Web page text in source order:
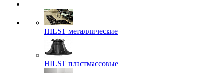
HILST металлические
HILST пластмассовые